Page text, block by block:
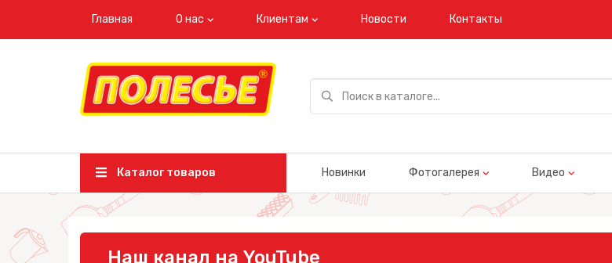
Главная О нас Клиентам Новости Контакты
Каталог товаров Новинки Фотогалерея Видео
Наш канал на YouTube